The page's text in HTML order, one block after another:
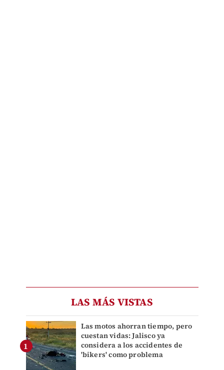
LAS MÁS VISTAS
Las motos ahorran tiempo, pero
cuestan vidas: Jalisco ya
considera a los accidentes de
'bikers' como problema